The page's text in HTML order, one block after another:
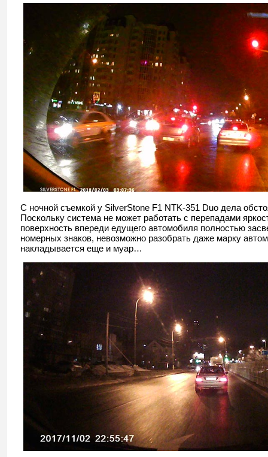
С ночной съемкой у SilverStone F1 NTK-351 Duo дела
Поскольку система не может работать с перепадами
поверхность впереди едущего автомобиля полностью
номерных знаков, невозможно разобрать даже марку
накладывается еще и муар…